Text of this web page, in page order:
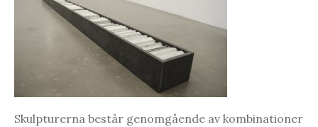
Skulpturerna består genomgående av kombinationer